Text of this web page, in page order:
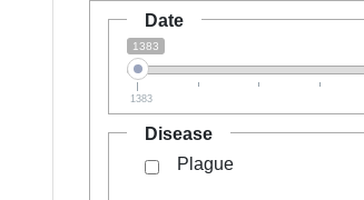
Date
1383
1383
Disease
Plague